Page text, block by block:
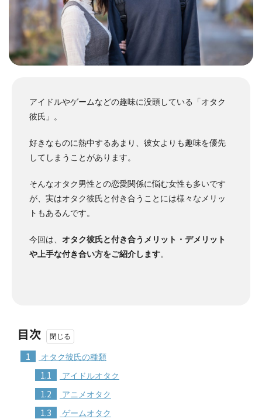
アイドルやゲームなどの趣味に没頭している「オタク
彼氏」。
好きなものに熱中するあまり、彼女よりも趣味を優先
してしまうことがあります。
そんなオタク男性との恋愛関係に悩む女性も多いです
が、実はオタク彼氏と付き合うことには様々なメリッ
トもあるんです。
今回は、 オタク彼氏と付き合うメリット・デメリット
や上手な付き合い方をご紹介します。
目次
1 オタク彼氏の種類
1.1 アイドルオタク
1.2 アニメオタク
1.3 ゲームオタク